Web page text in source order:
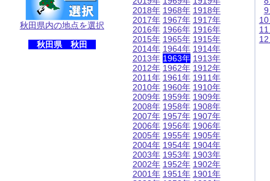
秋田県内の地点を選択
秋田県 秋田
2018年
2017年
2016年
2015年
2014年
2013年
2012年
2011年
2010年
2009年
2008年
2007年
2006年
2005年
2004年
2003年
2002年
2001年
1968年
1967年
1966年
1965年
1964年
1963年
1962年
1961年
1960年
1959年
1958年
1957年
1956年
1955年
1954年
1953年
1952年
1951年
1918年
1917年
1916年
1915年
1914年
1913年
1912年
1911年
1910年
1909年
1908年
1907年
1906年
1905年
1904年
1903年
1902年
1901年